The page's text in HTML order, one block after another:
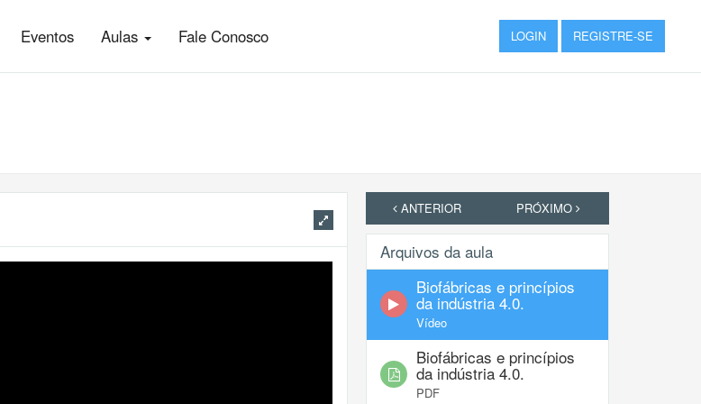
Eventos Aulas Fale Conosco LOGIN REGISTRE-SE
ANTERIOR PRÓXIMO
Arquivos da aula
Biofábricas e princípios
da indústria 4.0.
Vídeo
Biofábricas e princípios
da indústria 4.0.
PDF